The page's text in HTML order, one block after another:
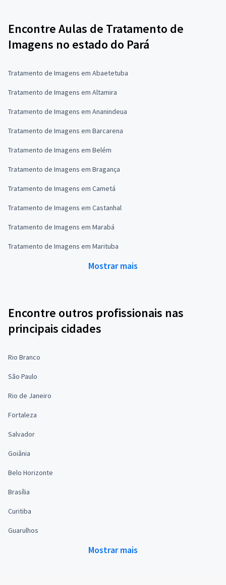
Encontre Aulas de Tratamento de
Imagens no estado do Pará
Tratamento de Imagens em Abaetetuba
Tratamento de Imagens em Altamira
Tratamento de Imagens em Ananindeua
Tratamento de Imagens em Barcarena
Tratamento de Imagens em Belém
Tratamento de Imagens em Bragança
Tratamento de Imagens em Cametá
Tratamento de Imagens em Castanhal
Tratamento de Imagens em Marabá
Tratamento de Imagens em Marituba
Mostrar mais
Encontre outros profissionais nas
principais cidades
Rio Branco
São Paulo
Rio de Janeiro
Fortaleza
Salvador
Goiânia
Belo Horizonte
Brasília
Curitiba
Guarulhos
Mostrar mais